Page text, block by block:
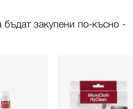
бъдат закупени по-късно -